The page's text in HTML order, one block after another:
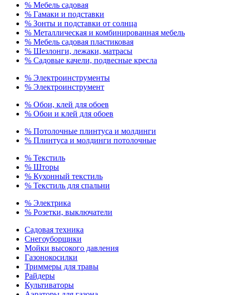
% Мебель садовая
% Гамаки и подставки
% Зонты и подставки от солнца
% Металлическая и комбинированная мебель
% Мебель садовая пластиковая
% Шезлонги, лежаки, матрасы
% Садовые качели, подвесные кресла
% Электроинструменты
% Электроинструмент
% Обои, клей для обоев
% Обои и клей для обоев
% Потолочные плинтуса и молдинги
% Плинтуса и молдинги потолочные
% Текстиль
% Шторы
% Кухонный текстиль
% Текстиль для спальни
% Электрика
% Розетки, выключатели
Садовая техника
Снегоуборщики
Мойки высокого давления
Газонокосилки
Триммеры для травы
Райдеры
Культиваторы